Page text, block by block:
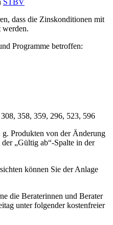
dass die Zinskonditionen mit
werden.
Programme betroffen:
358, 359, 296, 523, 596
Produkten von der Änderung
„Gültig ab“-Spalte in der
können Sie der Anlage
die Beraterinnen und Berater
unter folgender kostenfreier